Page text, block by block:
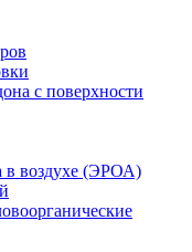
с поверхности
в воздухе (ЭРОА)